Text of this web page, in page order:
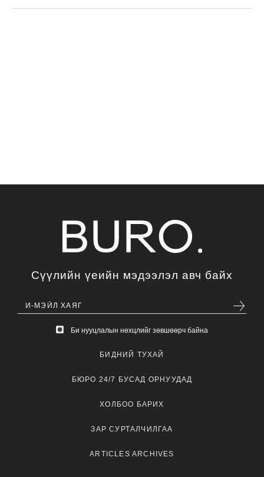
Сүүлийн үеийн мэдээлэл авч байх
Би нууцлалын нөхцлийг зөвшөөрч байна
БИДНИЙ ТУХАЙ
БЮРО 24/7 БУСАД ОРНУУДАД
ХОЛБОО БАРИХ
ЗАР СУРТАЛЧИЛГАА
ARTICLES ARCHIVES